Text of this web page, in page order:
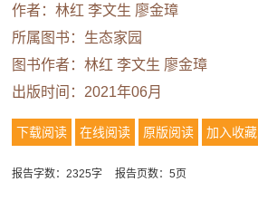
作者：林红 李文生 廖金璋
所属图书： 生态家园
图书作者：林红 李文生 廖金璋
出版时间：2021年06月
下载阅读 在线阅读 原版阅读 加入收藏
报告字数：2325字 报告页数：5页